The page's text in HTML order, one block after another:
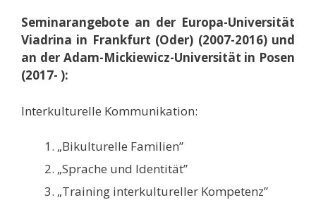
Seminarangebote an der Europa-Universität
Viadrina in Frankfurt (Oder) (2007-2016) und
an der Adam-Mickiewicz-Universität in Posen
(2017- ):
Interkulturelle Kommunikation:
„Bikulturelle Familien”
„Sprache und Identität”
„Training interkultureller Kompetenz”